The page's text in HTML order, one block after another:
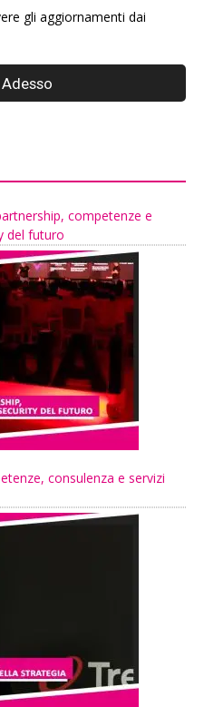
gli aggiornamenti dai
competenze e
del futuro
consulenza e servizi